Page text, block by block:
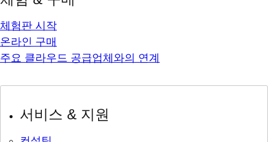
체험판 시작
온라인 구매
주요 클라우드 공급업체와의 연계
서비스 & 지원